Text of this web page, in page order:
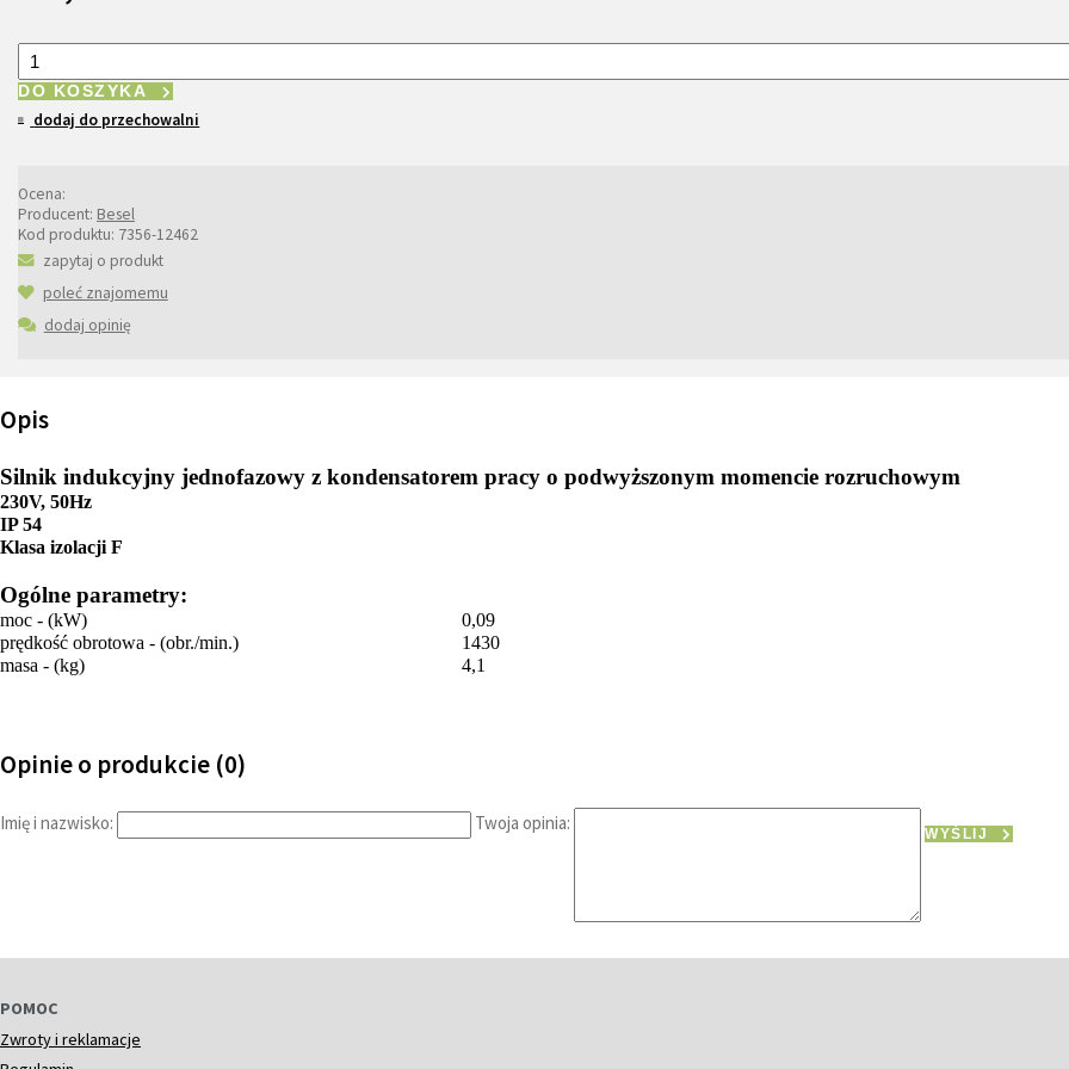
DO KOSZYKA
dodaj do przechowalni
Ocena:
Producent: Besel
Kod produktu: 7356-12462
zapytaj o produkt
poleć znajomemu
dodaj opinię
Opis
Silnik indukcyjny jednofazowy z kondensatorem pracy o podwyższonym momencie rozruchowym
230V, 50Hz
IP 54
Klasa izolacji F
Ogólne parametry:
moc - (kW)
0,09
prędkość obrotowa - (obr./min.)
1430
masa - (kg)
4,1
Opinie o produkcie (0)
Imię i nazwisko: Twoja opinia: WYŚLIJ
POMOC
Zwroty i reklamacje